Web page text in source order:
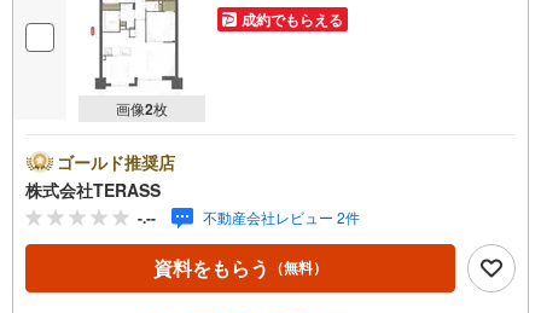
画像2枚
成約でもらえる
ゴールド推奨店
株式会社TERASS
-.-- 不動産会社レビュー 2件
資料をもらう （無料）